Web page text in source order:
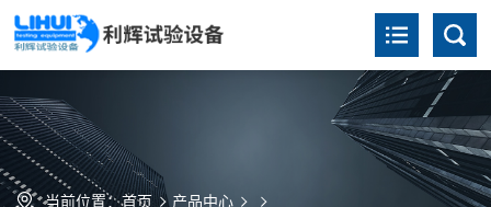
当前位置：首页 产品中心